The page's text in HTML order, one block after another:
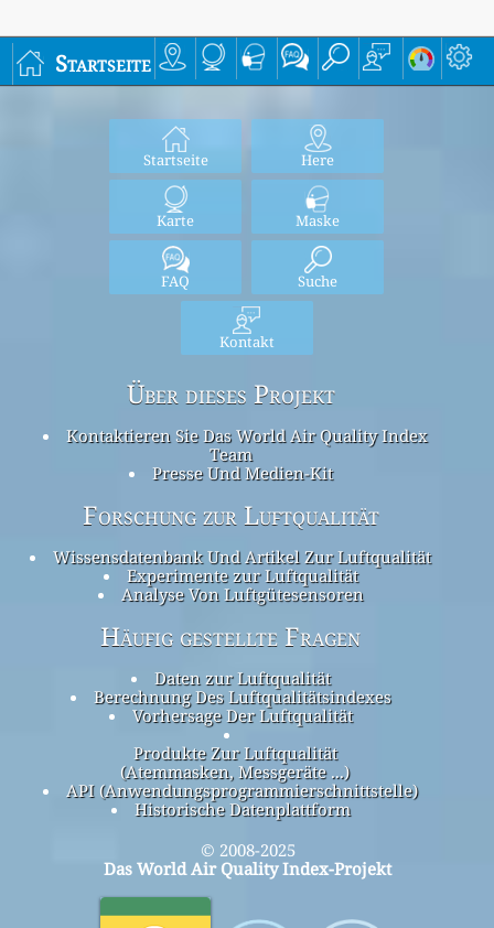
Startseite
Startseite Here
Karte Maske
FAQ Suche
Kontakt
Über dieses Projekt
Kontaktieren Sie Das World Air Quality Index
Team
Presse Und Medien-Kit
Forschung zur Luftqualität
Wissensdatenbank Und Artikel Zur Luftqualität
Experimente zur Luftqualität
Analyse Von Luftgütesensoren
Häufig gestellte Fragen
Daten zur Luftqualität
Berechnung Des Luftqualitätsindexes
Vorhersage Der Luftqualität
Produkte Zur Luftqualität
(Atemmasken, Messgeräte ...)
API (Anwendungsprogrammierschnittstelle)
Historische Datenplattform
© 2008-2025
Das World Air Quality Index-Projekt